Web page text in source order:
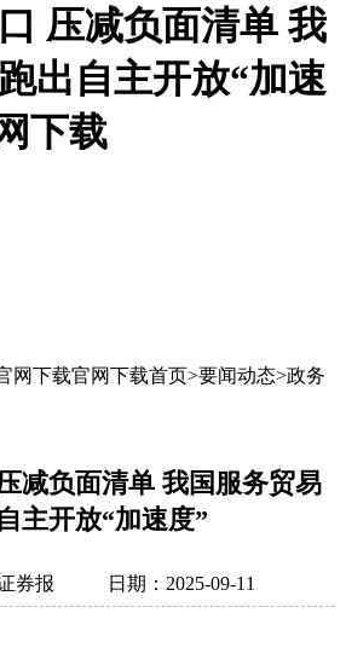
压减负面清单 我
出自主开放“加速
下载
网下载官网下载首页>要闻动态>政务
减负面清单 我国服务贸易
主开放“加速度”
券报 日期：2025-09-11